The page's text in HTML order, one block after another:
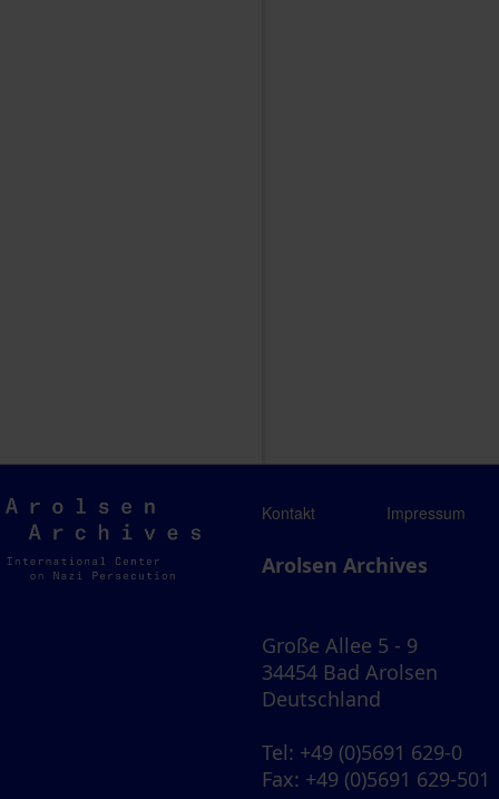
Arolsen
Archives
Kontakt Impressum
Arolsen Archives
Große Allee 5 - 9
34454 Bad Arolsen
Deutschland
Tel: +49 (0)5691 629-0
Fax: +49 (0)5691 629-501